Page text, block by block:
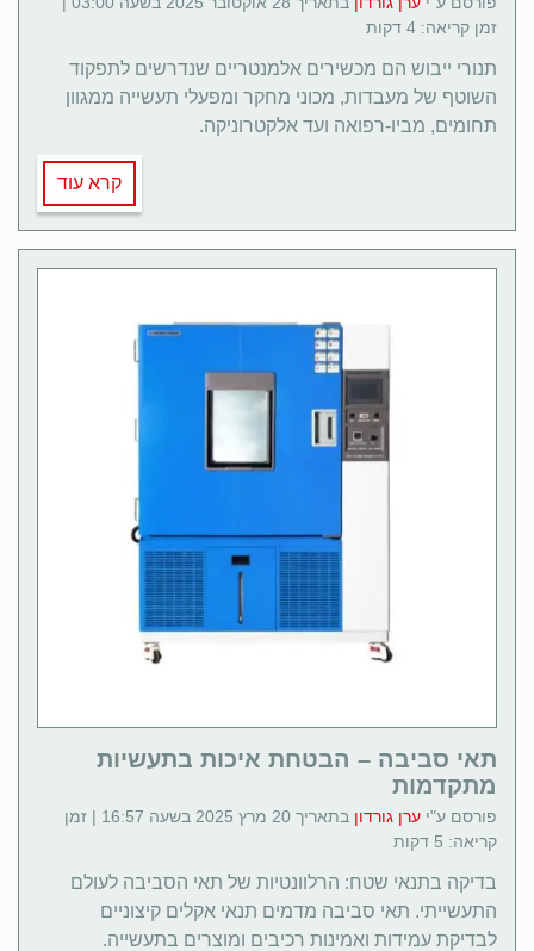
זמן קריאה: 4 דקות
תנורי ייבוש הם מכשירים אלמנטריים שנדרשים לתפקוד
השוטף של מעבדות, מכוני מחקר ומפעלי תעשייה ממגוון
תחומים, מביו-רפואה ועד אלקטרוניקה.
קרא עוד
תאי סביבה – הבטחת איכות בתעשיות
מתקדמות
פורסם ע"י ערן גורדון
בתאריך 20 מרץ 2025 בשעה 16:57 | זמן
קריאה: 5 דקות
בדיקה בתנאי שטח: הרלוונטיות של תאי הסביבה לעולם
התעשייתי. תאי סביבה מדמים תנאי אקלים קיצוניים
לבדיקת עמידות ואמינות רכיבים ומוצרים בתעשייה.